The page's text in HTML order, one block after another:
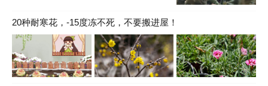
20种耐寒花，-15度冻不死，不要搬进屋！